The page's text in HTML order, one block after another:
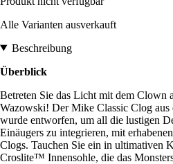
Alle Varianten ausverkauft
Beschreibung
Überblick
Betreten Sie das Licht mit dem Clown
Wazowski! Der Mike Classic Clog
wurde entworfen, um all die lustigen
Einäugers zu integrieren, mit
Clogs. Tauchen Sie ein in ultimativen
Croslite™ Innensohle, die das